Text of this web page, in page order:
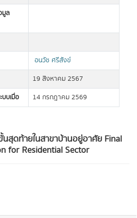
สุดท้ายในสาขาบ้านอยู่อาศัย Final
for Residential Sector
มูล
อนวัช ศรีสังข์
19 สิงหาคม 2567
บเมื่อ
14 กรกฎาคม 2569